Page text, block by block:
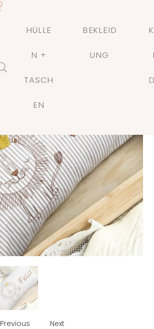
HÜLLE
N +
TASCH
EN
BEKLEID
UNG
Previous Next